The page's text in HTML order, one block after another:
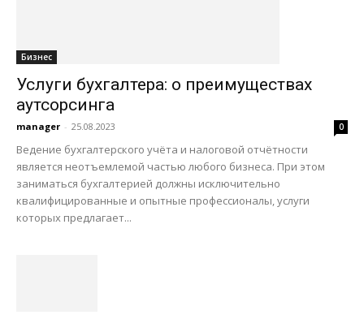
Бизнес
Услуги бухгалтера: о преимуществах
аутсорсинга
manager - 25.08.2023 0
Ведение бухгалтерского учёта и налоговой отчётности
является неотъемлемой частью любого бизнеса. При этом
заниматься бухгалтерией должны исключительно
квалифицированные и опытные профессионалы, услуги
которых предлагает...